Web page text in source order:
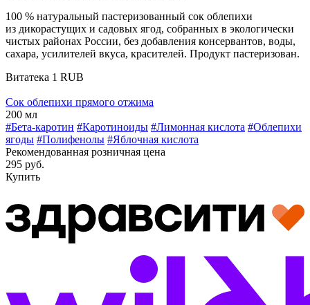
100 % натуральный пастеризованный сок облепихи
из дикорастущих и садовых ягод, собранных в экологически
чистых районах России, без добавления консервантов, воды,
сахара, усилителей вкуса, красителей. Продукт пастеризован.
Витатека 1 RUB
Сок облепихи прямого отжима
200 мл
#Бета-каротин #Каротиноиды #Лимонная кислота #Облепихи
ягоды #Полифенолы #Яблочная кислота
Рекомендованная розничная цена
295 руб.
Купить